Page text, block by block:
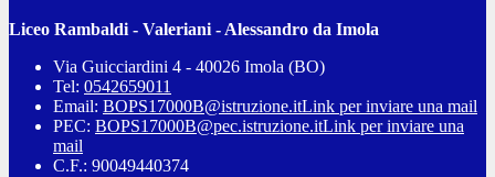
Liceo Rambaldi - Valeriani - Alessandro da Imola
Via Guicciardini 4 - 40026 Imola (BO)
Tel: 0542659011
Email: BOPS17000B@istruzione.itLink per inviare una mail
PEC: BOPS17000B@pec.istruzione.itLink per inviare una
mail
C.F.: 90049440374